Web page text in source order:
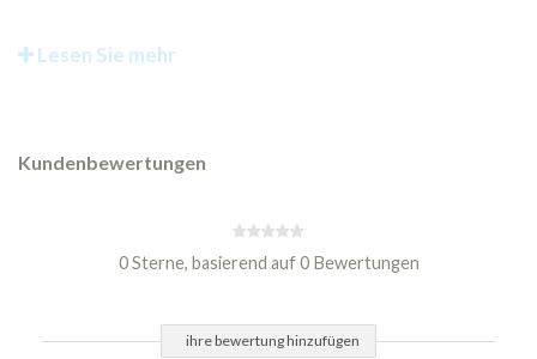
Lesen Sie mehr
Kundenbewertungen
0 Sterne, basierend auf 0 Bewertungen
ihre bewertung hinzufügen